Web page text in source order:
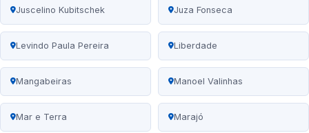
Juscelino Kubitschek Juza Fonseca
Levindo Paula Pereira Liberdade
Mangabeiras Manoel Valinhas
Mar e Terra Marajó